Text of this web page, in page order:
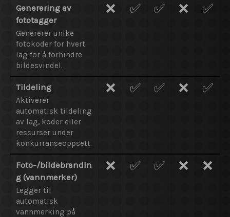
Generering av
fototagger
Genererer unike
fotokoder for hvert
lag for å forhindre
bildesvindel.
❌ ✅ ✅ ❌ ✅
Tildeling
Aktiverer
automatisk tildeling
av lag, koder eller
ressurser under
konkurranseoppsett.
❌ ✅ ✅ ❌ ✅
Foto-/bildebrandin
g (vannmerker)
Legger til
automatisk
vannmerking på
❌ ✅ ✅ ❌ ❌